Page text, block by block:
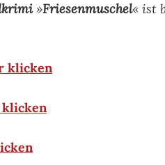
»Friesenmuschel« ist
klicken